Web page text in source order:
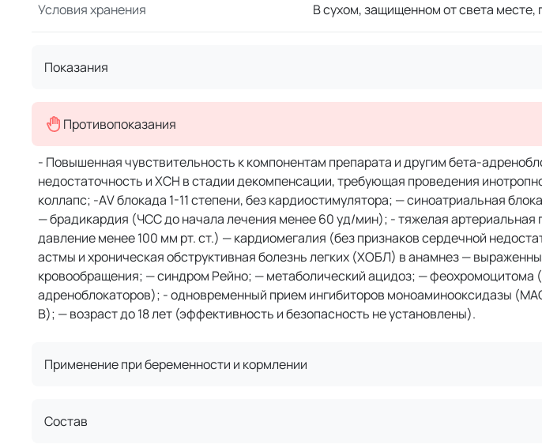
Условия хранения В сухом, защищенном от света месте,
Показания
Противопоказания
- Повышенная чувствительность к компонентам препарата и другим бета-
недостаточность и ХСН в стадии декомпенсации, требующая проведения
коллапс; -АV блокада 1-11 степени, без кардиостимулятора; — синоатриальная
— брадикардия (ЧСС до начала лечения менее 60 уд/мин); - тяжелая артериальная
давление менее 100 мм рт. ст.) — кардиомегалия (без признаков сердечной
астмы и хроническая обструктивная болезнь легких (ХОБЛ) в анамнез —
кровообращения; — синдром Рейно; — метаболический ацидоз; — феохромоцитома
адреноблокаторов); - одновременный прием ингибиторов моноаминооксидазы
В); — возраст до 18 лет (эффективность и безопасность не установлены).
Применение при беременности и кормлении
Состав